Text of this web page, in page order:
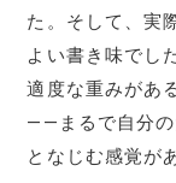
た。そして、実
よい書き味でし
適度な重みがあ
――まるで自分の
となじむ感覚が